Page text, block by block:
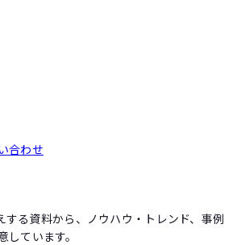
合わせ
る資料から、ノウハウ・トレンド、事例
ています。